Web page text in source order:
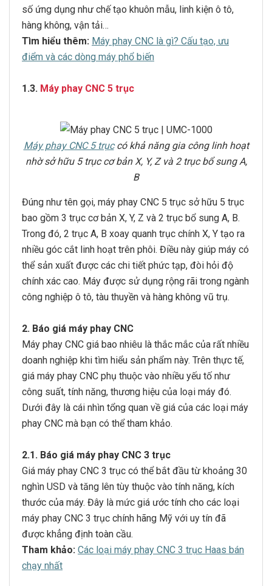
số ứng dụng như chế tạo khuôn mẫu, linh kiện ô tô,
hàng không, vận tải…
Tìm hiểu thêm: Máy phay CNC là gì? Cấu tạo, ưu
điểm và các dòng máy phổ biến
1.3. Máy phay CNC 5 trục
Máy phay CNC 5 trụccó khả năng gia công linh hoạt
nhờ sở hữu 5 trục cơ bản X, Y, Z và 2 trục bổ sung A,
B
Đúng như tên gọi, máy phay CNC 5 trục sở hữu 5 trục
bao gồm 3 trục cơ bản X, Y, Z và 2 trục bổ sung A, B.
Trong đó, 2 trục A, B xoay quanh trục chính X, Y tạo ra
nhiều góc cắt linh hoạt trên phôi. Điều này giúp máy có
thể sản xuất được các chi tiết phức tạp, đòi hỏi độ
chính xác cao. Máy được sử dụng rộng rãi trong ngành
công nghiệp ô tô, tàu thuyền và hàng không vũ trụ.
2. Báo giá máy phay CNC
Máy phay CNC giá bao nhiêu là thắc mắc của rất nhiều
doanh nghiệp khi tìm hiểu sản phẩm này. Trên thực tế,
giá máy phay CNC phụ thuộc vào nhiều yếu tố như
công suất, tính năng, thương hiệu của loại máy đó.
Dưới đây là cái nhìn tổng quan về giá của các loại máy
phay CNC mà bạn có thể tham khảo.
2.1. Báo giá máy phay CNC 3 trục
Giá máy phay CNC 3 trục có thể bắt đầu từ khoảng 30
nghìn USD và tăng lên tùy thuộc vào tính năng, kích
thước của máy. Đây là mức giá ước tính cho các loại
máy phay CNC 3 trục chính hãng Mỹ với uy tín đã
được khẳng định toàn cầu.
Tham khảo: Các loại máy phay CNC 3 trục Haas bán
chạy nhất